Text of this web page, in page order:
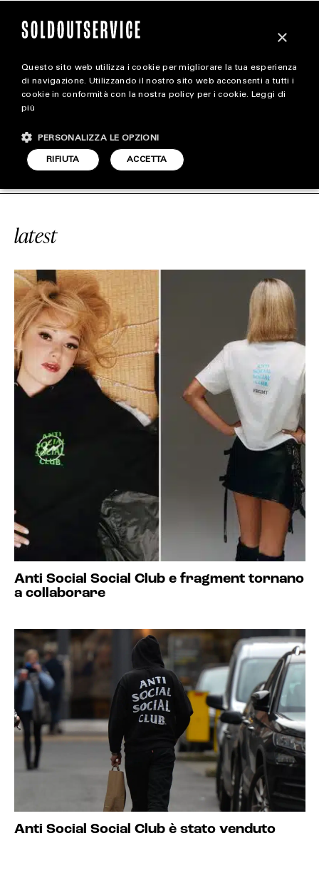
magazine
STYLE
FOOTWEAR
#ASSC SOLDOUTSERVICE
latest
Anti Social Social Club e fragment tornano
a collaborare
Anti Social Social Club è stato venduto
×
Questo sito web utilizza i cookie per migliorare la tua esperienza
di navigazione. Utilizzando il nostro sito web acconsenti a tutti i
cookie in conformità con la nostra policy per i cookie. Leggi di
più
ACCETTA
RIFIUTA
PERSONALIZZA LE OPZIONI